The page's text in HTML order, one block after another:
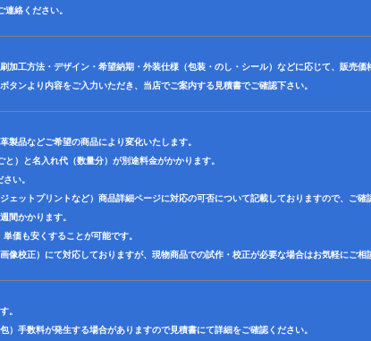
絡ください。
加工方法・デザイン・希望納期・外装仕様（包装・のし・シール）などに応じて、販売価
タンより内容をご入力いただき、当店でご案内する見積書でご確認下さい。
製品などご希望の商品により変化いたします。
）と名入れ代（数量分）が別途料金がかかります。
い。
ェットプリントなど）商品詳細ページに対応の可否について記載しておりますので、ご確
間かかります。
価も安くすることが可能です。
像校正）にて対応しておりますが、現物商品での試作・校正が必要な場合はお気軽にご相
。
）手数料が発生する場合がありますので見積書にて詳細をご確認ください。